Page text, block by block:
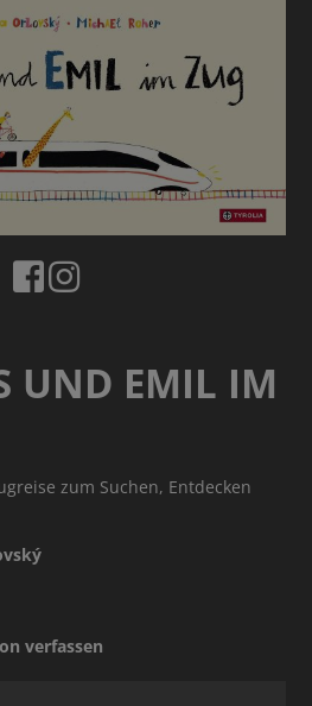
UND EMIL IM
zum Suchen, Entdecken
verfassen